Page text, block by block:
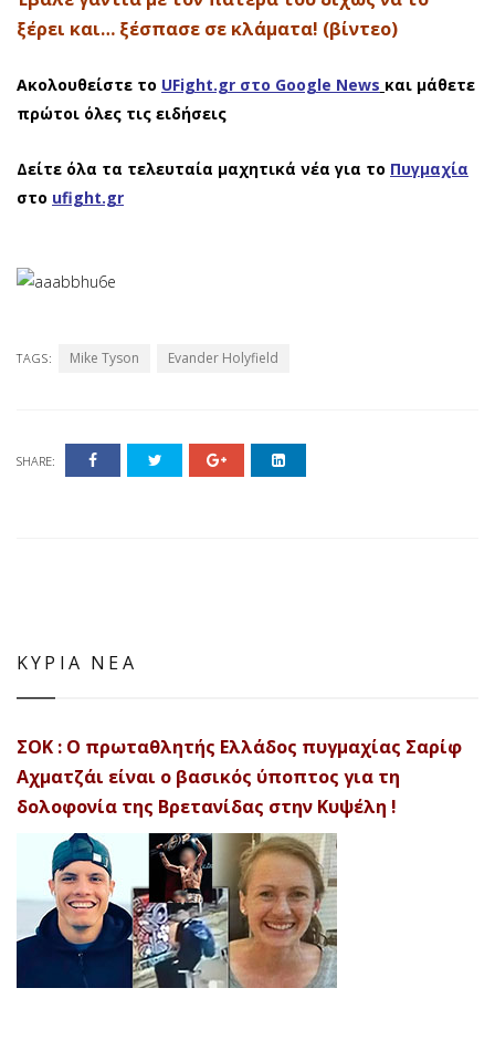
ξέρει και… ξέσπασε σε κλάματα! (βίντεο)
Ακολουθείστε το UFight.gr στο Google News και μάθετε
πρώτοι όλες τις ειδήσεις
Δείτε όλα τα τελευταία μαχητικά νέα για το Πυγμαχία
στο ufight.gr
TAGS: Mike Tyson Evander Holyfield
SHARE:
ΚΥΡΙΑ ΝΕΑ
ΣΟΚ : Ο πρωταθλητής Ελλάδος πυγμαχίας Σαρίφ
Αχματζάι είναι ο βασικός ύποπτος για τη
δολοφονία της Βρετανίδας στην Κυψέλη !